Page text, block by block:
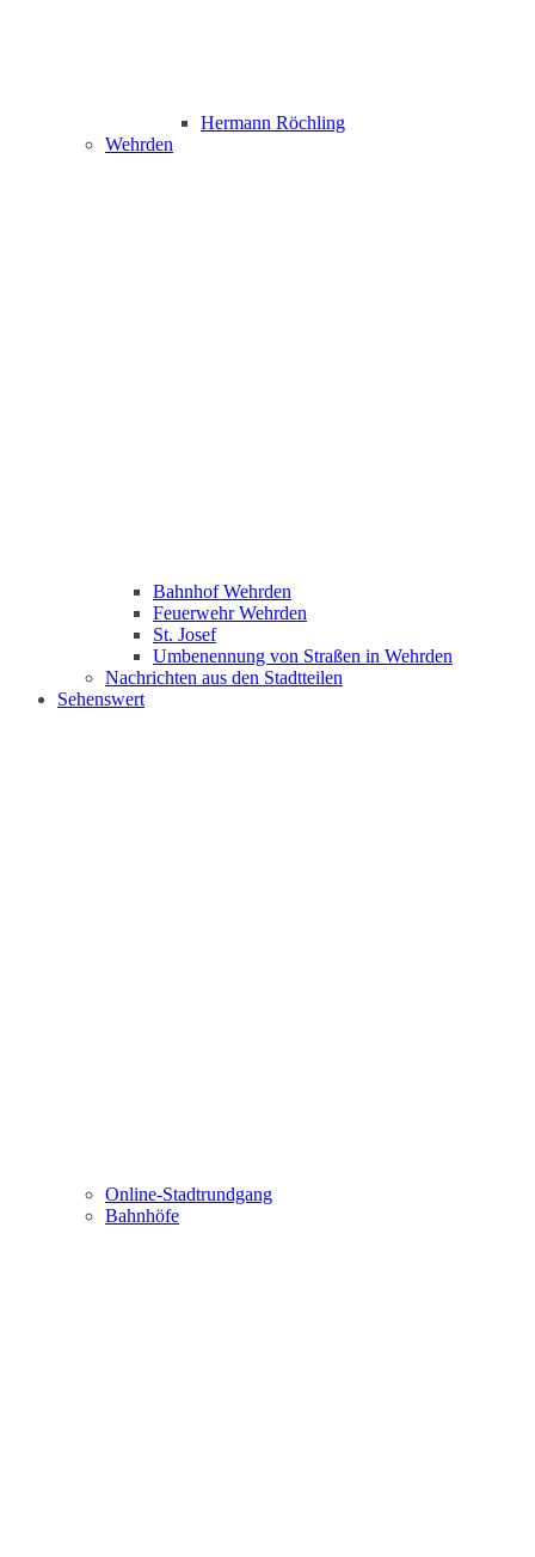
Hermann Röchling
Wehrden
Bahnhof Wehrden
Feuerwehr Wehrden
St. Josef
Umbenennung von Straßen in Wehrden
Nachrichten aus den Stadtteilen
Sehenswert
Online-Stadtrundgang
Bahnhöfe